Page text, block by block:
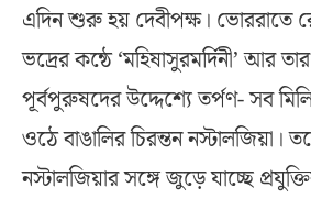
এদিন শুরু হয় দেবীপক্ষ। ভোররাতে
ভদ্রের কন্ঠে ‘মহিষাসুরমর্দিনী’ আর
পূর্বপুরুষদের উদ্দেশ্যে তর্পণ- সব
ওঠে বাঙালির চিরন্তন নস্টালজিয়া।
নস্টালজিয়ার সঙ্গে জুড়ে যাচ্ছে